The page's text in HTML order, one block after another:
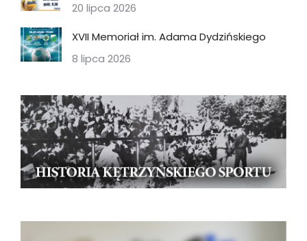
20 lipca 2026
XVII Memoriał im. Adama Dydzińskiego
8 lipca 2026